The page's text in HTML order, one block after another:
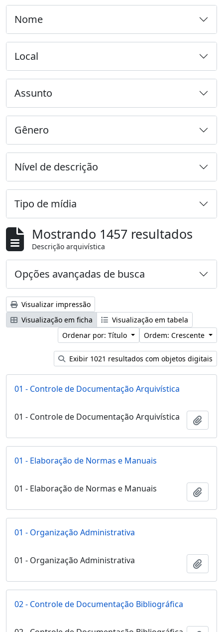
Nome
Local
Assunto
Gênero
Nível de descrição
Tipo de mídia
Mostrando 1457 resultados
Descrição arquivística
Opções avançadas de busca
Visualizar impressão
Visualização em ficha
Visualização em tabela
Ordenar por: Título
Ordem: Crescente
Exibir 1021 resultados com objetos digitais
01 - Controle de Documentação Arquivística
01 - Controle de Documentação Arquivística
01 - Elaboração de Normas e Manuais
01 - Elaboração de Normas e Manuais
01 - Organização Administrativa
01 - Organização Administrativa
02 - Controle de Documentação Bibliográfica